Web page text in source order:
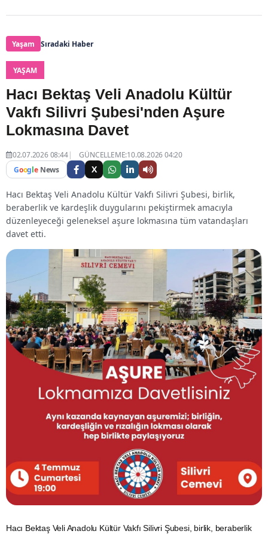
Yaşam Sıradaki Haber
YAŞAM
Hacı Bektaş Veli Anadolu Kültür
Vakfı Silivri Şubesi'nden Aşure
Lokmasına Davet
02.07.2026 08:44
GÜNCELLEME:10.08.2026 04:20
Google News X
Hacı Bektaş Veli Anadolu Kültür Vakfı Silivri Şubesi, birlik,
beraberlik ve kardeşlik duygularını pekiştirmek amacıyla
düzenleyeceği geleneksel aşure lokmasına tüm vatandaşları
davet etti.
Hacı Bektaş Veli Anadolu Kültür Vakfı Silivri Şubesi, birlik, beraberlik